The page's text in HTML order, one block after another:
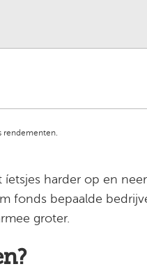
rendementen.
harder op en
fonds bepaalde
groter.